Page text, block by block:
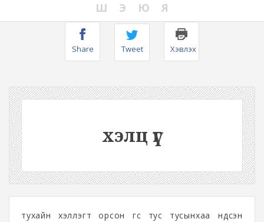
Ш
Э Ю Я
Share Tweet Хэвлэх
хэлц үг
тухайн хэллэгт орсон үгс тус тусынхаа үндсэн